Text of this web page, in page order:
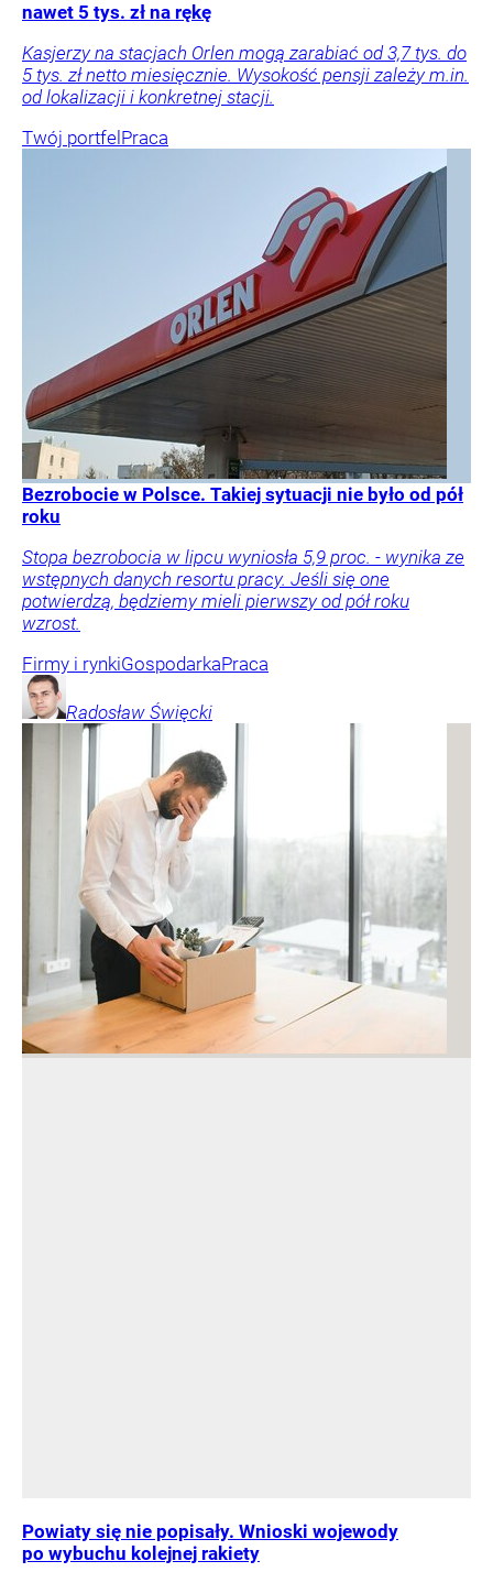
nawet 5 tys. zł na rękę
Kasjerzy na stacjach Orlen mogą zarabiać od 3,7 tys. do
5 tys. zł netto miesięcznie. Wysokość pensji zależy m.in.
od lokalizacji i konkretnej stacji.
Twój portfel Praca
Bezrobocie w Polsce. Takiej sytuacji nie było od pół
roku
Stopa bezrobocia w lipcu wyniosła 5,9 proc. - wynika ze
wstępnych danych resortu pracy. Jeśli się one
potwierdzą, będziemy mieli pierwszy od pół roku
wzrost.
Firmy i rynkiGospodarkaPraca
Radosław Święcki
Powiaty się nie popisały. Wnioski wojewody
po wybuchu kolejnej rakiety